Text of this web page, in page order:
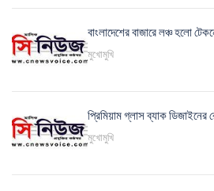
বাংলাদেশের বাজারে লঞ্চ হলো
মুখোমুখি
প্রিমিয়াম গ্লাস ব্যাক
মুখোমুখি